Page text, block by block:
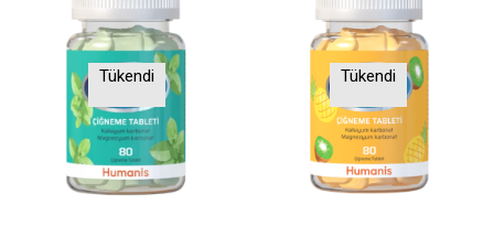
Tükendi Tükendi